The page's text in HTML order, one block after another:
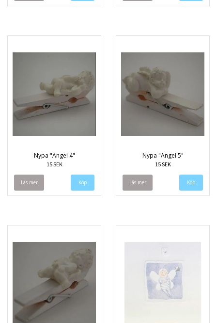
Nypa "Ängel 4"
15 SEK
Läs mer
Nypa "Ängel 5"
15 SEK
Läs mer